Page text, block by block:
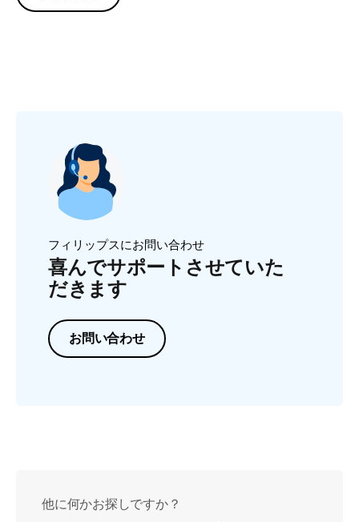
フィリップスにお問い合わせ
喜んでサポートさせていた
だきます
お問い合わせ
他に何かお探しですか？